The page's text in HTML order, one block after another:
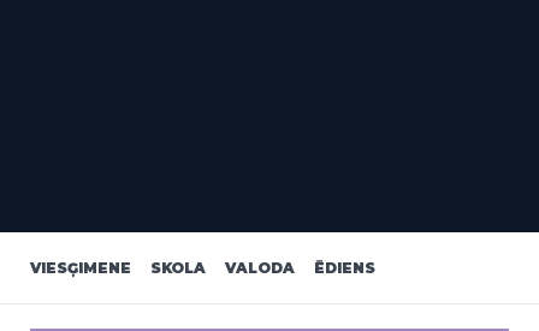
VIESĢIMENE SKOLA VALODA ĒDIENS